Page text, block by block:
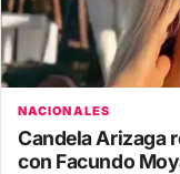
NACIONALES
Candela Arizaga
con Facundo